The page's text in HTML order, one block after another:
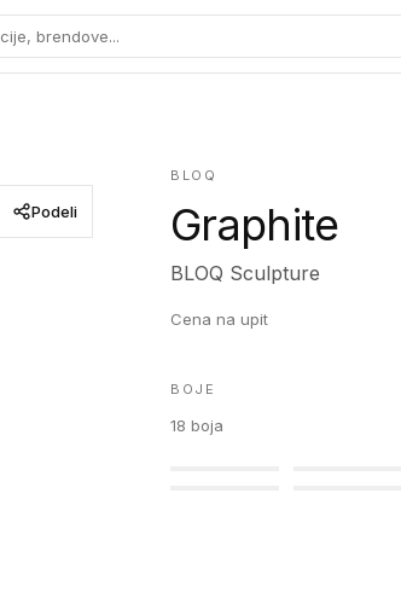
brendove...
Podeli
BLOQ
Graphite
BLOQ Sculpture
Cena na upit
BOJE
18 boja